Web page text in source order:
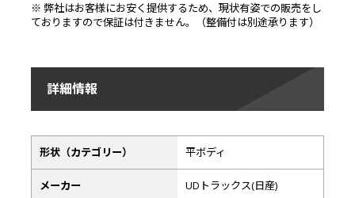
※ 弊社はお客様にお安く提供するため、現状有姿での販売をし
ておりますので保証は付きません。（整備付は別途承ります）
詳細情報
形状（カテゴリー） 平ボディ
メーカー UDトラックス(日産)